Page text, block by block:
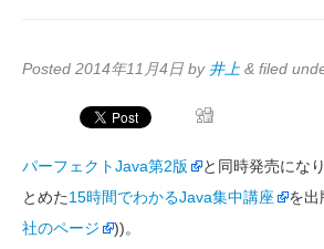
Posted 2014年11月4日 by 井上 & filed
パーフェクトJava第2版
と同時発売にな
とめた15時間でわかるJava集中講座 を出
社のページ
))。